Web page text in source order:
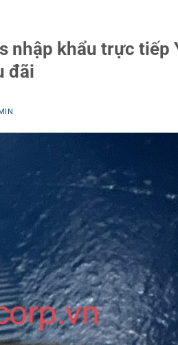
nhập khẩu trực tiếp
đãi